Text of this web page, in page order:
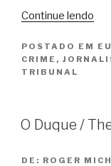
Continue lendo
de
POSTADO EM
CRIME ,
TRIBUNAL
O Duque /
DE: ROGER